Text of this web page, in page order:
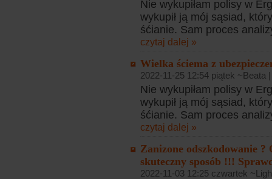
Nie wykupiłam polisy w
wykupił ją mój sąsiad,
śćianie. Sam proces
czytaj dalej »
Wielka ściema z
2022-11-25 12:54 piątek ~Beata
Nie wykupiłam polisy w
wykupił ją mój sąsiad,
śćianie. Sam proces
czytaj dalej »
Zanizone odszkodowanie ?
skuteczny sposób !!!
2022-11-03 12:25 czwartek